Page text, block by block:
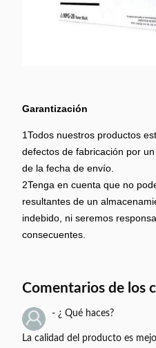
Garantización
1Todos nuestros productos
defectos de fabricación por
de la fecha de envío.
2Tenga en cuenta que no
resultantes de un
indebido, ni seremos
consecuentes.
Comentarios de los
- ¿ Qué haces?
La calidad del producto es